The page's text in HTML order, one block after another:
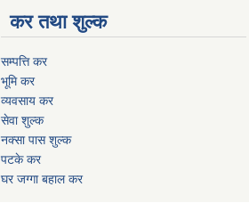
कर तथा शुल्क
सम्पत्ति कर
भूमि कर
व्यवसाय कर
सेवा शुल्क
नक्सा पास शुल्क
पटके कर
घर जग्गा बहाल कर